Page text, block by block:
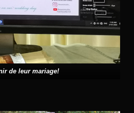
de leur mariage!